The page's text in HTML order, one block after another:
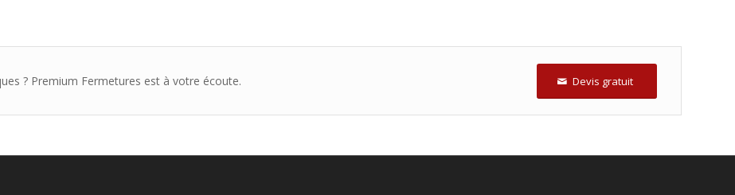
? Premium Fermetures est à votre écoute. Devis gratuit